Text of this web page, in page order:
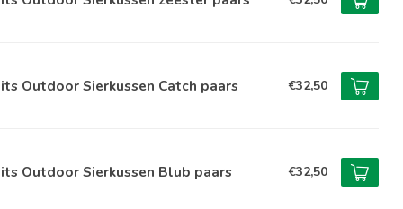
Outdoor Sierkussen Catch paars €32,50
Outdoor Sierkussen Blub paars €32,50